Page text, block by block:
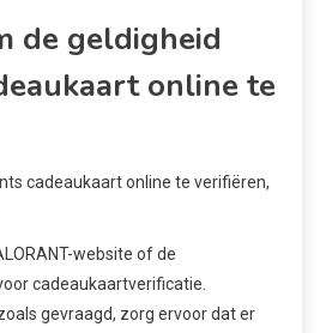
de geldigheid
online te
cadeaukaart online te verifiëren,
website of de
cadeaukaartverificatie.
gevraagd, zorg ervoor dat er